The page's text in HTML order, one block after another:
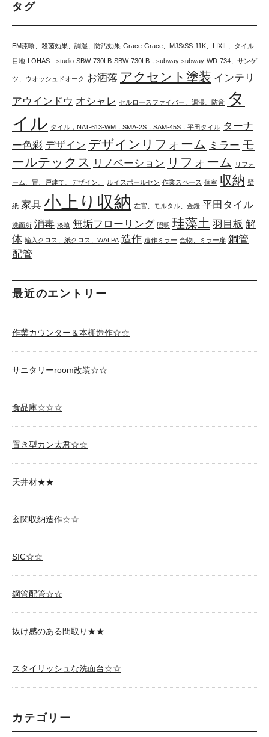
タグ
EM漆喰、殺菌効果、調湿、防汚効果 Grace Grace、MJS/SS-11K、LIXIL、タイル
目地 LOHAS studio SBW-730LB SBW-730LB，subway subway WD-734、サンゲ
ツ、ウオッシュドオーク お洒落 アクセント塗装 インテリ
アウインドウ オシャレ セルロースファイバー、調湿、防音 タ
イル タイル，NAT-613-WM，SMA-2S，SAM-45S，平田タイル ターナ
ー色彩 デザイン デザインリフォーム ミラー モ
ールテックス
リノベーション リフォーム リフォ
ーム、畳、戸建て、デザイン、 ルイスポールセン 作業スペース 個室 収納 壁
紙 家具 小上り収納 左官、モルタル、金鏝 平田タイル
洗面所 消毒 漆喰 無垢フローリング 照明 珪藻土 羽目板 解
体 輸入クロス、紙クロス、WALPA 造作 造作ミラー 金物、ミラー扉 鋼管
配管
最近のエントリー
作業カウンター＆本棚造作☆☆
サニタリーroom改装☆☆
食品庫☆☆☆
置き型カン太君☆☆
天井材★★
玄関収納造作☆☆
SIC☆☆
鋼管配管☆☆
抜け感のある間取り★★
スタイリッシュな洗面台☆☆
カテゴリー